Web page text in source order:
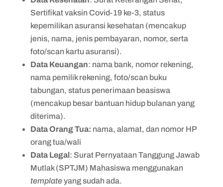
Sertifikat vaksin Covid-19 ke-3, status
kepemilikan asuransi kesehatan (mencakup
jenis, nama, jenis pembayaran, nomor, serta
foto/scan kartu asuransi).
Data Keuangan: nama bank, nomor rekening,
nama pemilik rekening, foto/scan buku
tabungan, status penerimaan beasiswa
(mencakup besar bantuan hidup bulanan yang
diterima).
Data Orang Tua: nama, alamat, dan nomor HP
orang tua/wali
Data Legal: Surat Pernyataan Tanggung Jawab
Mutlak (SPTJM) Mahasiswa menggunakan
templateyang sudah ada.